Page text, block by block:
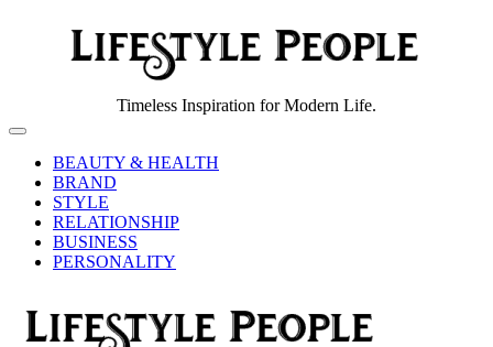
People
Timeless Inspiration for Modern Life.
Off
CanvasBEAUTY & HEALTH
BRAND
STYLE
RELATIONSHIP
BUSINESS
PERSONALITY